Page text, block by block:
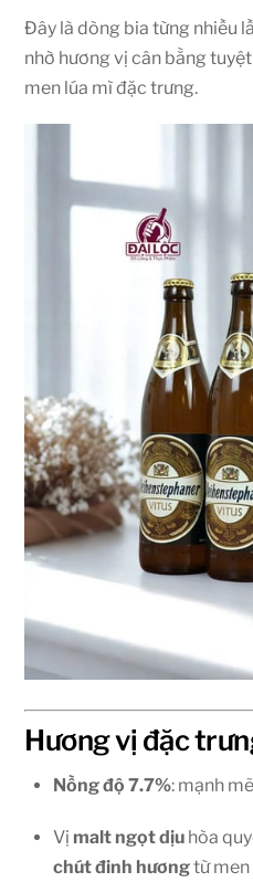
Đây là dòng bia từng nhiều
nhờ hương vị cân bằng
men lúa mì đặc trưng.
Hương vị đặc
Nồng độ 7.7%: mạnh
Vị malt ngọt dịu hòa
chút đinh hươngtừ men